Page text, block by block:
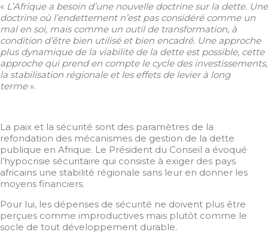
« L’Afrique a besoin d’une nouvelle doctrine sur la dette. Une
doctrine où l’endettement n’est pas considéré comme un
mal en soi, mais comme un outil de transformation, à
condition d’être bien utilisé et bien encadré. Une approche
plus dynamique de la viabilité de la dette est possible, cette
approche qui prend en compte le cycle des investissements,
la stabilisation régionale et les effets de levier à long
terme».
La paix et la sécurité sont des paramètres de la
refondation des mécanismes de gestion de la dette
publique en Afrique. Le Président du Conseil a évoqué
l’hypocrisie sécuritaire qui consiste à exiger des pays
africains une stabilité régionale sans leur en donner les
moyens financiers.
Pour lui, les dépenses de sécurité ne doivent plus être
perçues comme improductives mais plutôt comme le
socle de tout développement durable.